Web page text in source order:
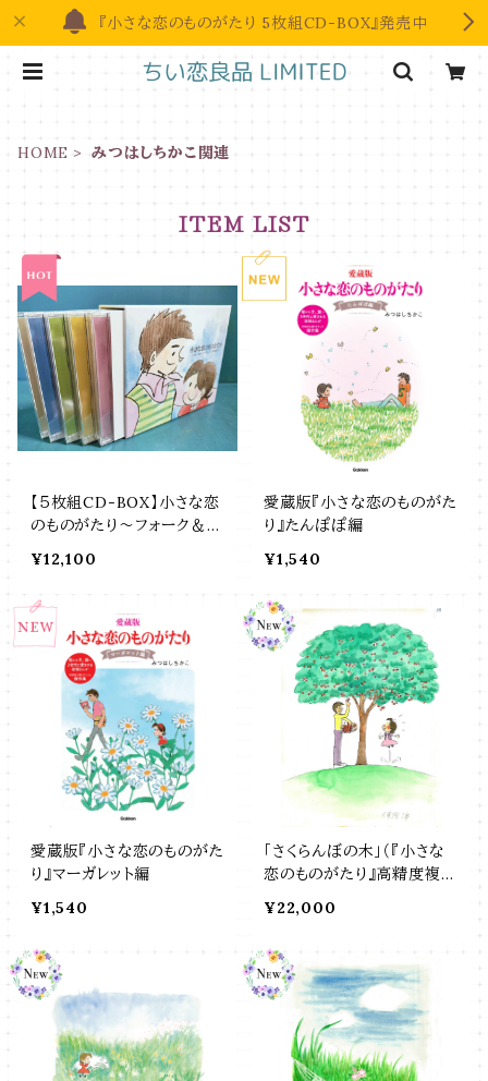
『小さな恋のものがたり 5枚組CD-BOX』発売中
HOME みつはしちかこ関連
ITEM LIST
【５枚組CD-BOX】小さな恋
のものがたり～フォーク＆ニ
¥12,100
愛蔵版『小さな恋のものがた
り』たんぽぽ編
¥1,540
愛蔵版『小さな恋のものがた
り』マーガレット編
¥1,540
「さくらんぼの木」（『小さな
恋のものがたり』高精度複製
¥22,000